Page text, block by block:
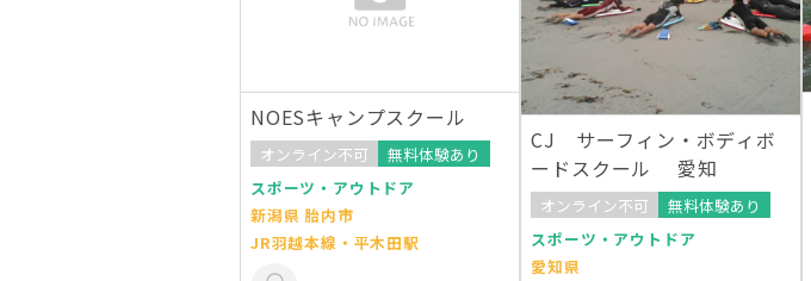
NOESキャンプスクール
オンライン不可
無料体験あり
スポーツ・アウトドア
新潟県 胎内市
JR羽越本線・平木田駅
CJ サーフィン・ボディボ
ードスクール 愛知
オンライン不可
無料体験あり
スポーツ・アウトドア
愛知県